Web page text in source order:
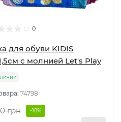
0
для обуви KIDIS
с молнией Let's Play
74798
грн -18%